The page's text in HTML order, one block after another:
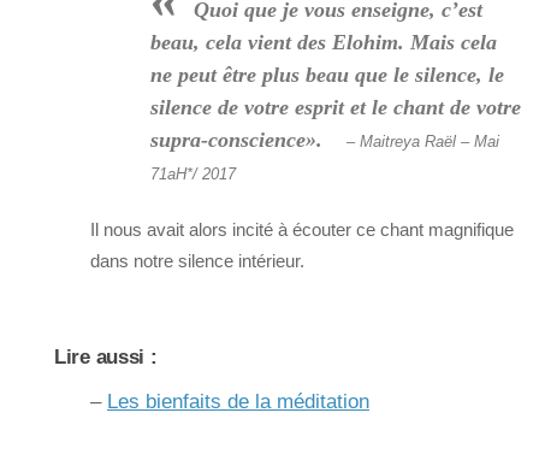
Quoi que je vous enseigne, c’est
beau, cela vient des Elohim. Mais cela
ne peut être plus beau que le silence, le
silence de votre esprit et le chant de votre
supra-conscience».
– Maitreya Raël – Mai
71aH*/ 2017
Il nous avait alors incité à écouter ce chant magnifique
dans notre silence intérieur.
Lire aussi :
– Les bienfaits de la méditation